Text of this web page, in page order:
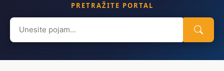
PRETRAŽITE PORTAL
Search
for: